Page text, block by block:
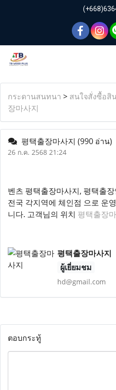
กระดานสนทนา > สนใจสั่งซื้อสิ
장마사지
평택출장마사지 (990 อ่าน)
26 ก.ค. 2568 21:24
벤츠 평택출장마사지, 평택출
전국 각지역에 체인점 으로 운
니다. 고객님의 위치 평택출장
평택출장마사지
ผู้เยี่ยมชม
hd@gmail.com
ตอบกระทู้